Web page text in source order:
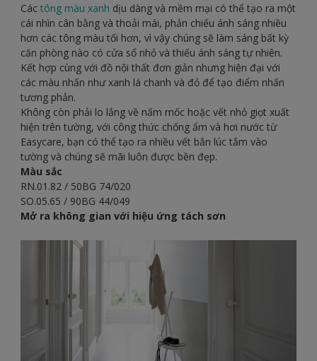
Các tông màu xanh dịu dàng và mềm mại có thể tạo ra một
cái nhìn cân bằng và thoải mái, phản chiếu ánh sáng nhiều
hơn các tông màu tối hơn, vì vậy chúng sẽ làm sáng bất kỳ
căn phòng nào có cửa sổ nhỏ và thiếu ánh sáng tự nhiên.
Kết hợp cùng với đồ nội thất đơn giản nhưng hiện đại với
các màu nhấn như xanh lá chanh và đỏ để tạo điểm nhấn
tương phản.
Không còn phải lo lắng về nấm mốc hoặc vết nhỏ giọt xuất
hiện trên tường, với công thức chống ẩm và hơi nước từ
Easycare, bạn có thể tạo ra nhiều vết bắn lúc tắm vào
tường và chúng sẽ mãi luôn được bền đẹp.
Màu sắc
RN.01.82 / 50BG 74/020
SO.05.65 / 90BG 44/049
Mở ra không gian với hiệu ứng tách sơn